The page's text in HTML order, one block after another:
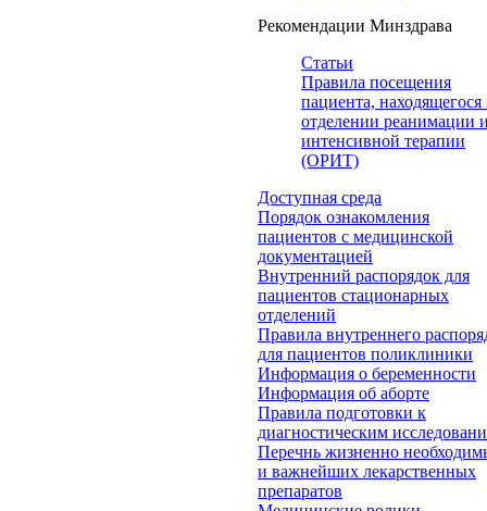
Рекомендации Минздрава
Статьи
Правила посещения
пациента, находящегося
отделении реанимации и
интенсивной терапии
(ОРИТ)
Доступная среда
Порядок ознакомления
пациентов с медицинской
документацией
Внутренний распорядок для
пациентов стационарных
отделений
Правила внутреннего
для пациентов поликлиники
Информация о беременности
Информация об аборте
Правила подготовки к
диагностическим
Перечнь жизненно
и важнейших лекарственных
препаратов